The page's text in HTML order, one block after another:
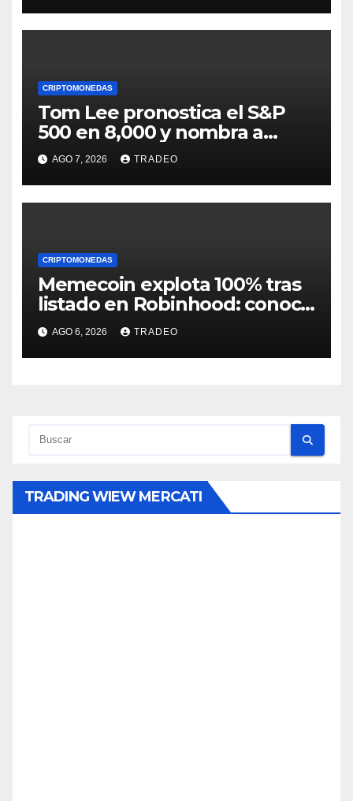
CRIPTOMONEDAS
Tom Lee pronostica el S&P
500 en 8,000 y nombra a
Ethereum como el próximo
líder del rally
AGO 7, 2026 TRADEO
CRIPTOMONEDAS
Memecoin explota 100% tras
listado en Robinhood: conoce
los detalles
AGO 6, 2026 TRADEO
TRADING WIEW MERCATI